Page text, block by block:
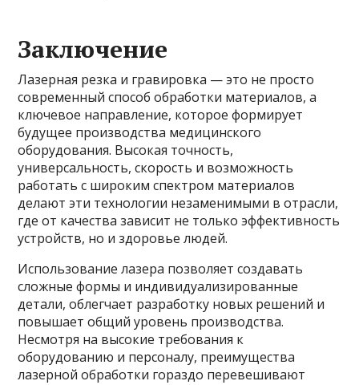
Заключение
Лазерная резка и гравировка — это не просто
современный способ обработки материалов, а
ключевое направление, которое формирует
будущее производства медицинского
оборудования. Высокая точность,
универсальность, скорость и возможность
работать с широким спектром материалов
делают эти технологии незаменимыми в отрасли,
где от качества зависит не только эффективность
устройств, но и здоровье людей.
Использование лазера позволяет создавать
сложные формы и индивидуализированные
детали, облегчает разработку новых решений и
повышает общий уровень производства.
Несмотря на высокие требования к
оборудованию и персоналу, преимущества
лазерной обработки гораздо перевешивают